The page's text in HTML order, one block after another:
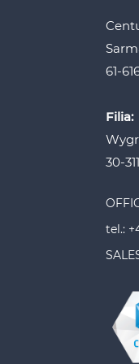
61-
Filia:
30-
tel.: